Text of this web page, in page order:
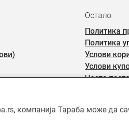
компанија Тараба може да
Остало
Политика
Политика
Услови
Услови
Често
ауторским правима и